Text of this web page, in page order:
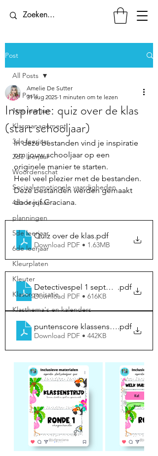
Post
All Posts
1ste leerjaar
Klasmanagement
3de leerjaar
2de leerjaar
Woordenschat
Sociaal-emotionele vaardigheden
4de leerjaar
planningen
5de leerjaar
6de leerjaar
Kleurplaten
Kleuter
Klasorganisatie
Klasthema's en kalenders
All Posts
Inspiratie: quiz over de klas
(start schooljaar)
Amelie De Sutter
31 aug 2025 1 minuten om te lezen
In deze bestanden vind je inspiratie
om jouw schooljaar op een
originele manier te starten.
Heel veel plezier met de bestanden.
Deze bestanden werden gemaakt
door juf Graciana.
Quiz over de klas.pdf
Download PDF • 1.63MB
Detectivespel 1 september
.pdf
Download PDF • 616KB
puntenscore klassenstrijd.pdf
Download PDF • 442KB